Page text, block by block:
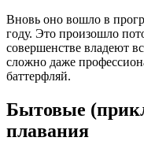
Вновь оно вошло в
году. Это произошло
совершенстве владеют
сложно даже
баттерфляй.
Бытовые
плавания